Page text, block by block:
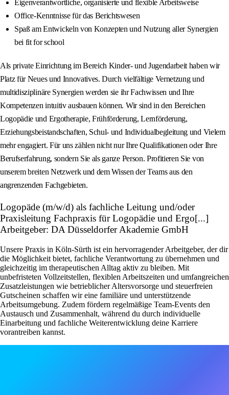
Eigenverantwortliche, organisierte und flexible Arbeitsweise
Office-Kenntnisse für das Berichtswesen
Spaß am Entwickeln von Konzepten und Nutzung aller Synergien
bei fit for school
Als private Einrichtung im Bereich Kinder- und Jugendarbeit haben wir
Platz für Neues und Innovatives. Durch vielfältige Vernetzung und
multidisziplinäre Synergien werden sie ihr Fachwissen und Ihre
Kompetenzen intuitiv ausbauen können. Wir sind in den Bereichen
Logopädie und Ergotherapie, Frühförderung, Lernförderung,
Erziehungsbeistandschaften, Schul- und Individualbegleitung und Vielem
mehr engagiert. Für uns zählen nicht nur Ihre Qualifikationen oder Ihre
Berufserfahrung, sondern Sie als ganze Person. Profitieren Sie von
unserem breiten Netzwerk und dem Wissen der Teams aus den
angrenzenden Fachgebieten.
Logopäde (m/w/d) als fachliche Leitung und/oder
Praxisleitung Fachpraxis für Logopädie und Ergo[...]
Arbeitgeber: DA Düsseldorfer Akademie GmbH
Unsere Praxis in Köln-Sürth ist ein hervorragender Arbeitgeber, der dir
die Möglichkeit bietet, fachliche Verantwortung zu übernehmen und
gleichzeitig im therapeutischen Alltag aktiv zu bleiben. Mit
unbefristeten Vollzeitstellen, flexiblen Arbeitszeiten und umfangreichen
Zusatzleistungen wie betrieblicher Altersvorsorge und steuerfreien
Gutscheinen schaffen wir eine familiäre und unterstützende
Arbeitsumgebung. Zudem fördern regelmäßige Team-Events den
Austausch und Zusammenhalt, während du durch individuelle
Einarbeitung und fachliche Weiterentwicklung deine Karriere
vorantreiben kannst.